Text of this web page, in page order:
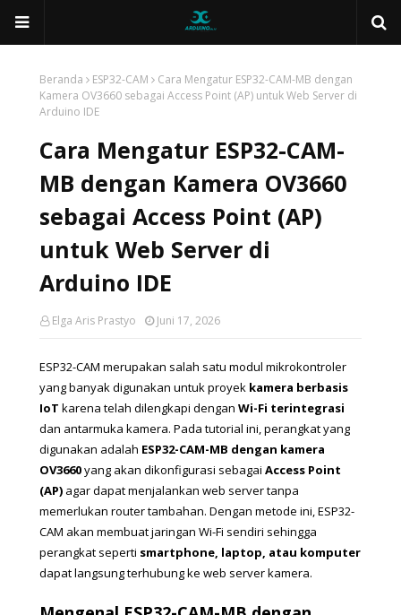
Beranda ESP32-CAM
Cara Mengatur ESP32-CAM-MB dengan
Kamera OV3660 sebagai Access Point (AP) untuk Web Server di
Arduino IDE
Cara Mengatur ESP32-CAM-
MB dengan Kamera OV3660
sebagai Access Point (AP)
untuk Web Server di
Arduino IDE
Elga Aris Prastyo Juni 17, 2026
ESP32-CAM merupakan salah satu modul mikrokontroler
yang banyak digunakan untuk proyek kamera berbasis
IoT karena telah dilengkapi dengan Wi-Fi terintegrasi
dan antarmuka kamera. Pada tutorial ini, perangkat yang
digunakan adalah ESP32-CAM-MB dengan kamera
OV3660 yang akan dikonfigurasi sebagai Access Point
(AP) agar dapat menjalankan web server tanpa
memerlukan router tambahan. Dengan metode ini, ESP32-
CAM akan membuat jaringan Wi-Fi sendiri sehingga
perangkat seperti smartphone, laptop, atau komputer
dapat langsung terhubung ke web server kamera.